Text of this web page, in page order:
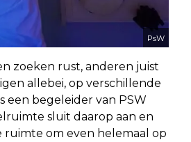
PsW
zoeken rust, anderen juist
allebei, op verschillende
een begeleider van PSW
sluit daarop aan en
ruimte om even helemaal op